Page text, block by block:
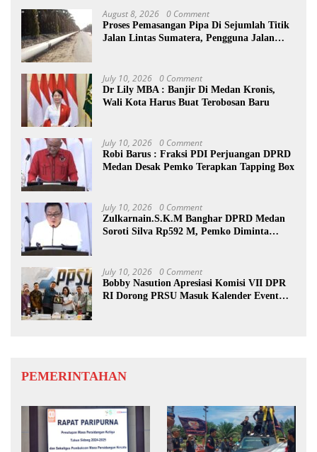
August 8, 2026 0 Comment
Proses Pemasangan Pipa Di Sejumlah Titik
Jalan Lintas Sumatera, Pengguna Jalan
July 10, 2026 0 Comment
Dr Lily MBA : Banjir Di Medan Kronis,
Wali Kota Harus Buat Terobosan Baru
July 10, 2026 0 Comment
Robi Barus : Fraksi PDI Perjuangan DPRD
Medan Desak Pemko Terapkan Tapping Box
July 10, 2026 0 Comment
Zulkarnain.S.K.M Banghar DPRD Medan
Soroti Silva Rp592 M, Pemko Diminta
July 10, 2026 0 Comment
Bobby Nasution Apresiasi Komisi VII DPR
RI Dorong PRSU Masuk Kalender Event
PEMERINTAHAN